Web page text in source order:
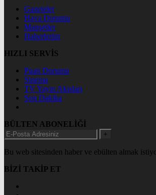
Gazeteler
Hava Durumu
Manşetler
Haberlerim
HIZLI SERVİS
Puan Durumu
Sinema
TV Yayın Akışları
Son Dakika
BÜLTEN ABONELİĞİ
+
Bu web sitesinden haber ve ebülten almak
BİZİ TAKİP ET